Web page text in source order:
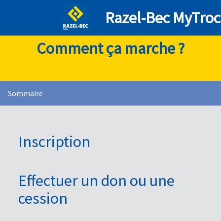
Razel-Bec MyTroc
Comment ça marche ?
Sommaire
Inscription
Pourquoi dois-je m'inscrire ?
Comment m'inscrire ?
Effectuer un don ou une
cession